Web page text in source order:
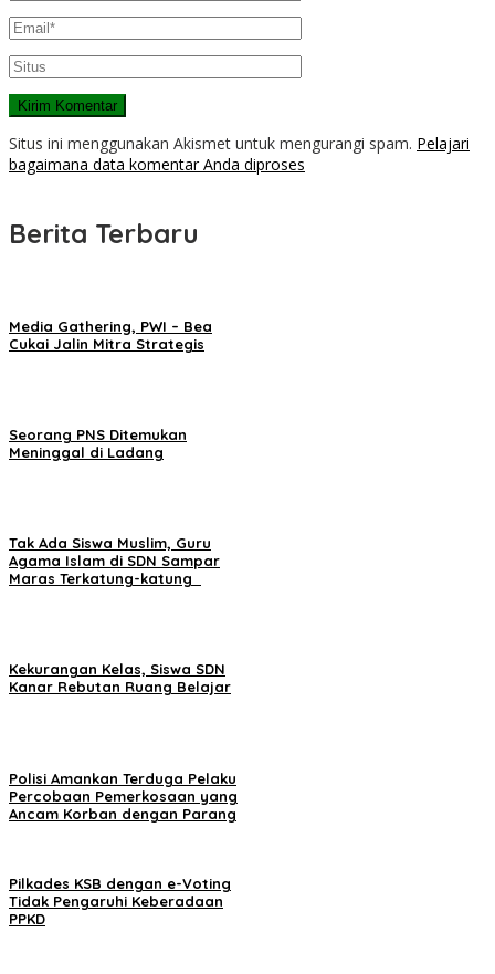
Situs ini menggunakan Akismet untuk mengurangi spam. Pelajari
bagaimana data komentar Anda diproses
Berita Terbaru
Media Gathering, PWI – Bea
Cukai Jalin Mitra Strategis
Seorang PNS Ditemukan
Meninggal di Ladang
Tak Ada Siswa Muslim, Guru
Agama Islam di SDN Sampar
Maras Terkatung-katung ‎
Kekurangan Kelas, Siswa SDN
Kanar Rebutan Ruang Belajar
Polisi Amankan Terduga Pelaku
Percobaan Pemerkosaan yang
Ancam Korban dengan Parang
Pilkades KSB dengan e-Voting
Tidak Pengaruhi Keberadaan
PPKD